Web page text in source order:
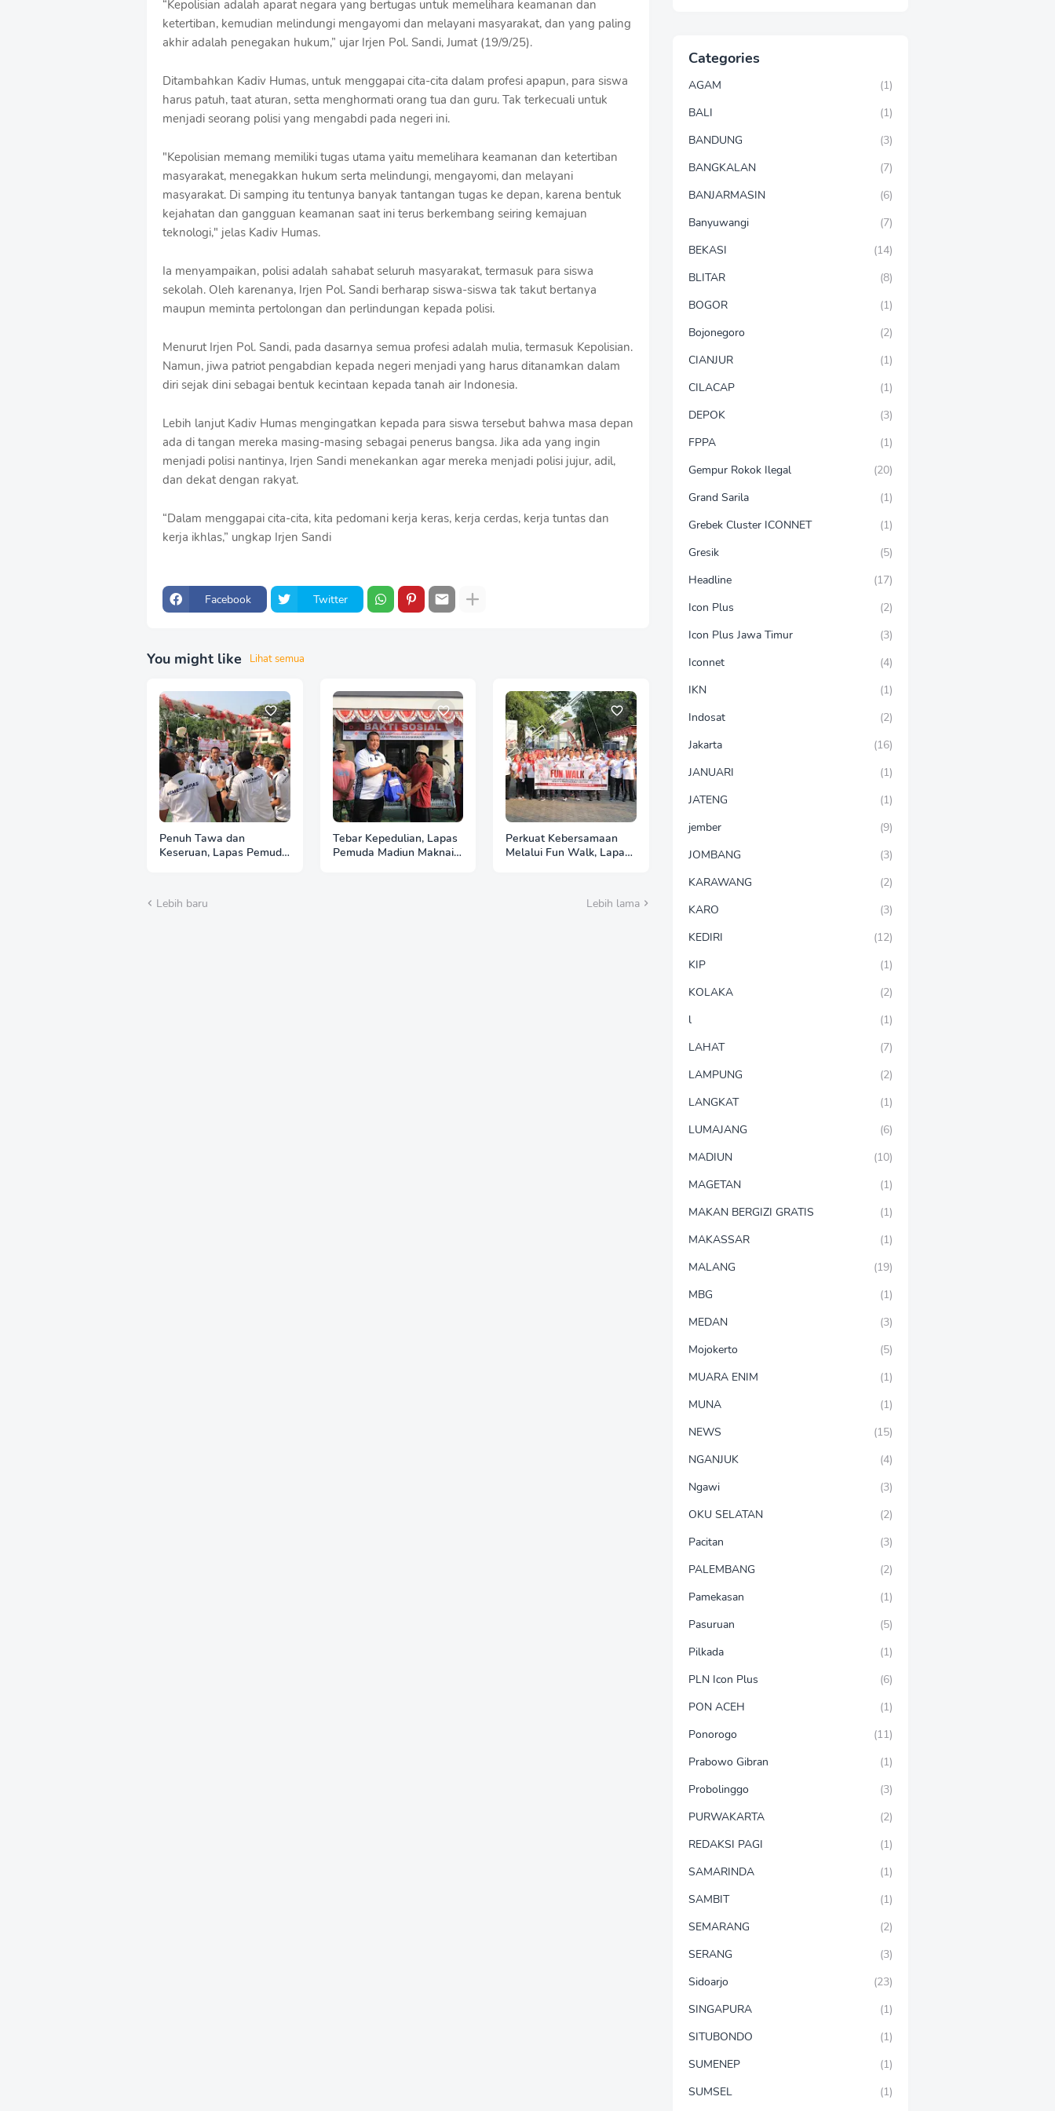
“Kepolisian adalah aparat negara yang bertugas untuk memelihara keamanan dan
ketertiban, kemudian melindungi mengayomi dan melayani masyarakat, dan yang paling
akhir adalah penegakan hukum,” ujar Irjen Pol. Sandi, Jumat (19/9/25).
Ditambahkan Kadiv Humas, untuk menggapai cita-cita dalam profesi apapun, para siswa
harus patuh, taat aturan, setta menghormati orang tua dan guru. Tak terkecuali untuk
menjadi seorang polisi yang mengabdi pada negeri ini.
"Kepolisian memang memiliki tugas utama yaitu memelihara keamanan dan ketertiban
masyarakat, menegakkan hukum serta melindungi, mengayomi, dan melayani
masyarakat. Di samping itu tentunya banyak tantangan tugas ke depan, karena bentuk
kejahatan dan gangguan keamanan saat ini terus berkembang seiring kemajuan
teknologi," jelas Kadiv Humas.
Ia menyampaikan, polisi adalah sahabat seluruh masyarakat, termasuk para siswa
sekolah. Oleh karenanya, Irjen Pol. Sandi berharap siswa-siswa tak takut bertanya
maupun meminta pertolongan dan perlindungan kepada polisi.
Menurut Irjen Pol. Sandi, pada dasarnya semua profesi adalah mulia, termasuk Kepolisian.
Namun, jiwa patriot pengabdian kepada negeri menjadi yang harus ditanamkan dalam
diri sejak dini sebagai bentuk kecintaan kepada tanah air Indonesia.
Lebih lanjut Kadiv Humas mengingatkan kepada para siswa tersebut bahwa masa depan
ada di tangan mereka masing-masing sebagai penerus bangsa. Jika ada yang ingin
menjadi polisi nantinya, Irjen Sandi menekankan agar mereka menjadi polisi jujur, adil,
dan dekat dengan rakyat.
“Dalam menggapai cita-cita, kita pedomani kerja keras, kerja cerdas, kerja tuntas dan
kerja ikhlas,” ungkap Irjen Sandi
Facebook Twitter
f
f
e
m
p
l
t
s
You might like Lihat semua
Penuh Tawa dan
Keseruan, Lapas Pemuda
Tebar Kepedulian, Lapas
Pemuda Madiun Maknai
Perkuat Kebersamaan
Melalui Fun Walk, Lapas
Lebih baru Lebih lama
Categories
AGAM
(1)
BALI
(1)
BANDUNG
(3)
BANGKALAN
(7)
BANJARMASIN
(6)
Banyuwangi
(7)
BEKASI
(14)
BLITAR
(8)
BOGOR
(1)
Bojonegoro
(2)
CIANJUR
(1)
CILACAP
(1)
DEPOK
(3)
FPPA
(1)
Gempur Rokok Ilegal
(20)
Grand Sarila
(1)
Grebek Cluster ICONNET
(1)
Gresik
(5)
Headline
(17)
Icon Plus
(2)
Icon Plus Jawa Timur
(3)
Iconnet
(4)
IKN
(1)
Indosat
(2)
Jakarta
(16)
JANUARI
(1)
JATENG
(1)
jember
(9)
JOMBANG
(3)
KARAWANG
(2)
KARO
(3)
KEDIRI
(12)
KIP
(1)
KOLAKA
(2)
l
(1)
LAHAT
(7)
LAMPUNG
(2)
LANGKAT
(1)
LUMAJANG
(6)
MADIUN
(10)
MAGETAN
(1)
MAKAN BERGIZI GRATIS
(1)
MAKASSAR
(1)
MALANG
(19)
MBG
(1)
MEDAN
(3)
Mojokerto
(5)
MUARA ENIM
(1)
MUNA
(1)
NEWS
(15)
NGANJUK
(4)
Ngawi
(3)
OKU SELATAN
(2)
Pacitan
(3)
PALEMBANG
(2)
Pamekasan
(1)
Pasuruan
(5)
Pilkada
(1)
PLN Icon Plus
(6)
PON ACEH
(1)
Ponorogo
(11)
Prabowo Gibran
(1)
Probolinggo
(3)
PURWAKARTA
(2)
REDAKSI PAGI
(1)
SAMARINDA
(1)
SAMBIT
(1)
SEMARANG
(2)
SERANG
(3)
Sidoarjo
(23)
SINGAPURA
(1)
SITUBONDO
(1)
SUMENEP
(1)
SUMSEL
(1)